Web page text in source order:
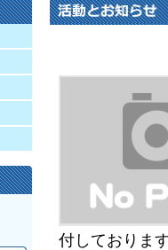
付しておりま